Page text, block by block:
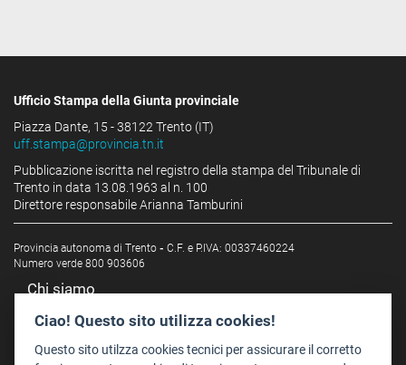
Ufficio Stampa della Giunta provinciale
Piazza Dante, 15 - 38122 Trento (IT)
uff.stampa@provincia.tn.it
Pubblicazione iscritta nel registro della stampa del Tribunale di
Trento in data 13.08.1963 al n. 100
Direttore responsabile Arianna Tamburini
Provincia autonoma di Trento - C.F. e P.IVA: 00337460224
Numero verde 800 903606
Chi siamo
Redazione
Staff
Ciao! Questo sito utilizza cookies!
Questo sito utilzza cookies tecnici per assicurare il corretto